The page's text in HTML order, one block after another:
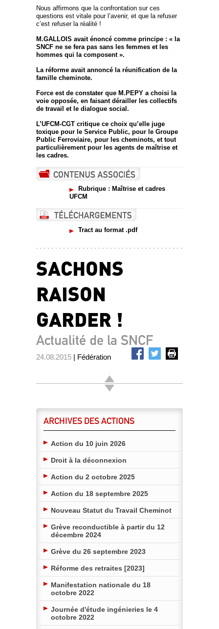
Nous affirmons que la confrontation sur ces
questions est vitale pour l’avenir, et que la refuser
c’est refuser la réalité !
M.GALLOIS avait énoncé comme principe : « la
SNCF ne se fera pas sans les femmes et les
hommes qui la composent ».
La réforme avait annoncé la réunification de la
famille cheminote.
Force est de constater que M.PEPY a choisi la
voie opposée, en faisant dérailler les collectifs
de travail et le dialogue social.
L’UFCM-CGT critique ce choix qu’elle juge
toxique pour le Service Public, pour le Groupe
Public Ferroviaire, pour les cheminots, et tout
particulièrement pour les agents de maîtrise et
les cadres.
Rubrique : Maîtrise et cadres
UFCM
Tract au format .pdf
SACHONS
RAISON
GARDER !
Actualité de la SNCF
24.08.2015 | Fédération
ARCHIVES DES ACTIONS
Action du 10 juin 2026
Droit à la déconnexion
Action du 2 octobre 2025
Action du 18 septembre 2025
Nouveau Statut du Travail Cheminot
Grève reconductible à partir du 12
décembre 2024
Grève du 26 septembre 2023
Réforme des retraites [2023]
Manifestation nationale du 18
octobre 2022
Journée d'étude ingénieries le 4
octobre 2022